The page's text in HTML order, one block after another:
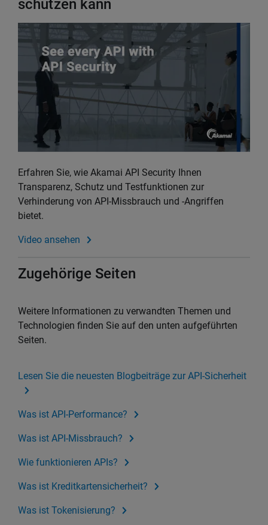
schützen kann
Erfahren Sie, wie Akamai API Security Ihnen
Transparenz, Schutz und Testfunktionen zur
Verhinderung von API-Missbrauch und -Angriffen
bietet.
Video ansehen
Zugehörige Seiten
Weitere Informationen zu verwandten Themen und
Technologien finden Sie auf den unten aufgeführten
Seiten.
Lesen Sie die neuesten Blogbeiträge zur API-Sicherheit
Was ist API-Performance?
Was ist API-Missbrauch?
Wie funktionieren APIs?
Was ist Kreditkartensicherheit?
Was ist Tokenisierung?